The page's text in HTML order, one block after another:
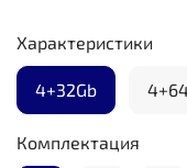
Характеристики
4+32Gb
Комплектация